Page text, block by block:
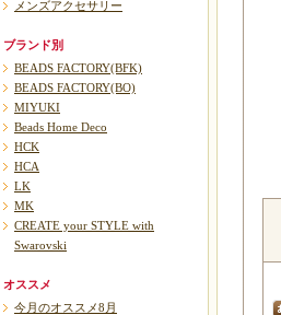
メンズアクセサリー
ブランド別
BEADS FACTORY(BFK)
BEADS FACTORY(BO)
MIYUKI
Beads Home Deco
HCK
HCA
LK
MK
CREATE your STYLE with
Swarovski
オススメ
今月のオススメ8月